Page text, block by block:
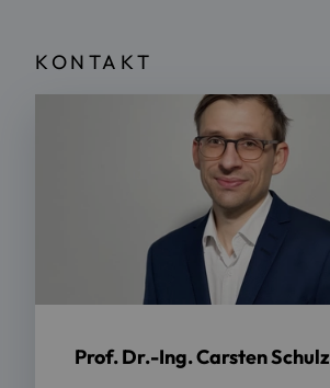
KONTAKT
Prof. Dr.-Ing. Carsten Schulz